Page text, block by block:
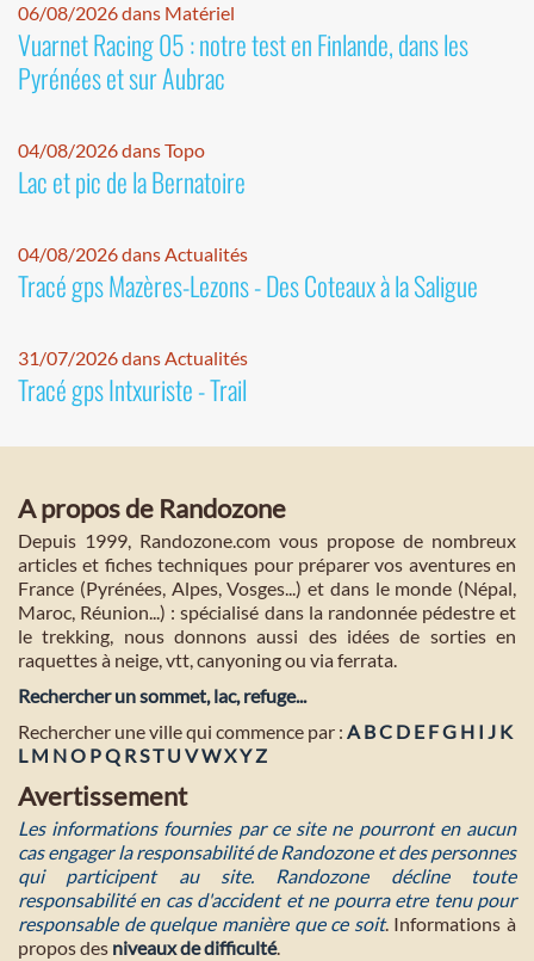
06/08/2026 dans Matériel
Vuarnet Racing 05 : notre test en Finlande, dans les
Pyrénées et sur Aubrac
04/08/2026 dans Topo
Lac et pic de la Bernatoire
04/08/2026 dans Actualités
Tracé gps Mazères-Lezons - Des Coteaux à la Saligue
31/07/2026 dans Actualités
Tracé gps Intxuriste - Trail
A propos de Randozone
Depuis 1999, Randozone.com vous propose de nombreux
articles et fiches techniques pour préparer vos aventures en
France (Pyrénées, Alpes, Vosges...) et dans le monde (Népal,
Maroc, Réunion...) : spécialisé dans la randonnée pédestre et
le trekking, nous donnons aussi des idées de sorties en
raquettes à neige, vtt, canyoning ou via ferrata.
Rechercher un sommet, lac, refuge...
Rechercher une ville qui commence par : A BC D E FG H I J K
L M NO PQ RST U VWXYZ
Avertissement
Les informations fournies par ce site ne pourront en aucun
cas engager la responsabilité de Randozone et des personnes
qui participent au site. Randozone décline toute
responsabilité en cas d'accident et ne pourra etre tenu pour
responsable de quelque manière que ce soit. Informations à
propos des niveaux de difficulté.